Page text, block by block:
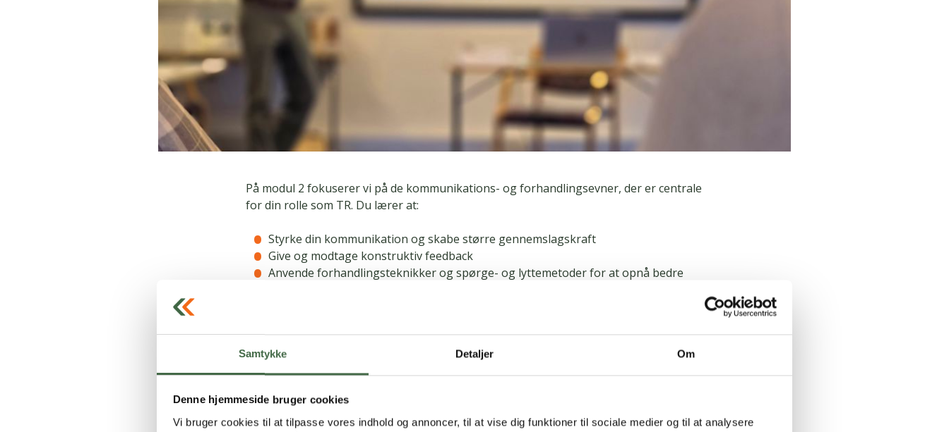
Samtykke Detaljer Om
Denne hjemmeside bruger cookies
Vi bruger cookies til at tilpasse vores indhold og annoncer, til at vise dig funktioner til sociale medier og til at analysere
På modul 2 fokuserer vi på de kommunikations- og forhandlingsevner, der er centrale
for din rolle som TR. Du lærer at:
Styrke din kommunikation og skabe større gennemslagskraft
Give og modtage konstruktiv feedback
Anvende forhandlingsteknikker og spørge- og lyttemetoder for at opnå bedre
Undervisningen giver dig konkrete værktøjer til at håndtere dagligdagens
udfordringer som TR og styrker din evne til at skabe positive forandringer i
samarbejdet med dine kolleger og ledelsen.